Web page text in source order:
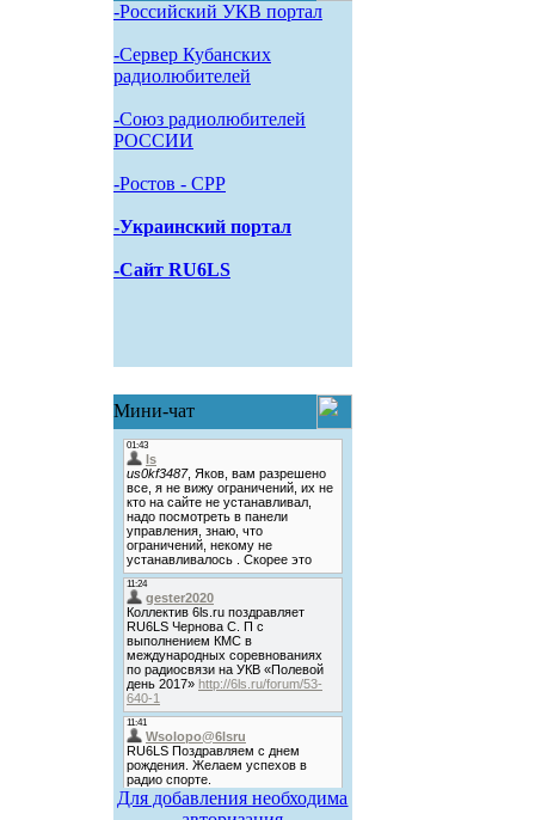
-Российский УКВ портал
-Сервер Кубанских
радиолюбителей
-Союз радиолюбителей
РОССИИ
-Pостов - CPP
-Украинский портал
-Сайт RU6LS
Мини-чат
Для добавления необходима